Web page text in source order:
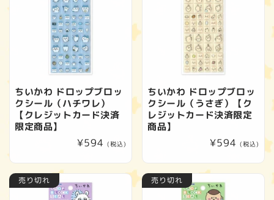
ちいかわ ドロップブロッ
クシール（ハチワレ）
【クレジットカード決済
限定商品】
通
格
¥594 (税込)
ちいかわ ドロップブロッ
クシール（うさぎ）【ク
レジットカード決済限定
商品】
通
価
格
¥594 (税込)
売り切れ 売り切れ